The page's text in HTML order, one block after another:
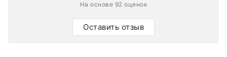
На основе 92 оценок
Оставить отзыв